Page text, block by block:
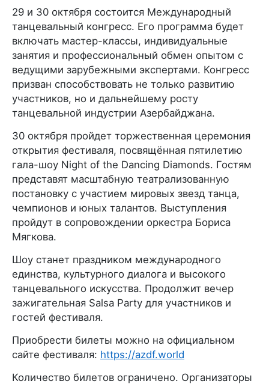
29 и 30 октября состоится Международный
танцевальный конгресс. Его программа будет
включать мастер-классы, индивидуальные
занятия и профессиональный обмен опытом с
ведущими зарубежными экспертами. Конгресс
призван способствовать не только развитию
участников, но и дальнейшему росту
танцевальной индустрии Азербайджана.
30 октября пройдет торжественная церемония
открытия фестиваля, посвящённая пятилетию
гала-шоу Night of the Dancing Diamonds. Гостям
представят масштабную театрализованную
постановку с участием мировых звезд танца,
чемпионов и юных талантов. Выступления
пройдут в сопровождении оркестра Бориса
Мягкова.
Шоу станет праздником международного
единства, культурного диалога и высокого
танцевального искусства. Продолжит вечер
зажигательная Salsa Party для участников и
гостей фестиваля.
Приобрести билеты можно на официальном
сайте фестиваля: https://azdf.world
Количество билетов ограничено. Организаторы